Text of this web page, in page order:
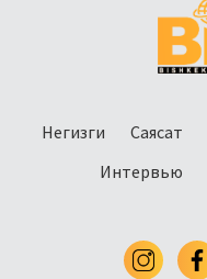
Негизги Саясат
Интервью